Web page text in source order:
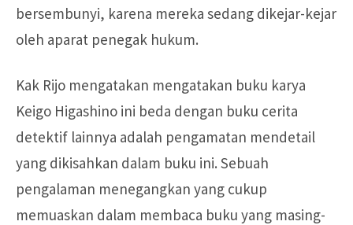
bersembunyi, karena mereka sedang dikejar-kejar
oleh aparat penegak hukum.
Kak Rijo mengatakan mengatakan buku karya
Keigo Higashino ini beda dengan buku cerita
detektif lainnya adalah pengamatan mendetail
yang dikisahkan dalam buku ini. Sebuah
pengalaman menegangkan yang cukup
memuaskan dalam membaca buku yang masing-